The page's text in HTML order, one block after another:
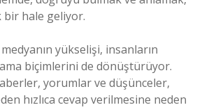
bir hale geliyor.
yükselişi, insanların
biçimlerini de dönüştürüyor.
yorumlar ve düşünceler,
hızlıca cevap verilmesine neden